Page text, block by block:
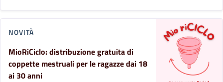
NOVITÀ
MioRiCiclo: distribuzione gratuita di
coppette mestruali per le ragazze dai 18
ai 30 anni